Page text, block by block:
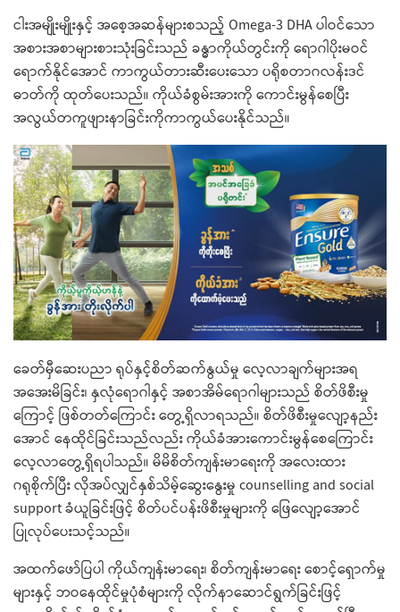
ငါးအမျိုးမျိုးနှင့် အစေ့အဆန်များစသည့် Omega-3 DHA ပါဝင်သော
အစားအစာများစားသုံးခြင်းသည် ခန္ဓာကိုယ်တွင်းကို ရောဂါပိုးမဝင်
ရောက်နိုင်အောင် ကာကွယ်တားဆီးပေးသော ပရိုစတာဂလန်းဒင်
ဓာတ်ကို ထုတ်ပေးသည်။ ကိုယ်ခံစွမ်းအားကို ကောင်းမွန်စေပြီး
အလွယ်တကူဖျားနာခြင်းကိုကာကွယ်ပေးနိုင်သည်။
ခေတ်မှီဆေးပညာ ရုပ်နှင့်စိတ်ဆက်နွယ်မှု လေ့လာချက်များအရ
အအေးမိခြင်း၊ နှလုံရောဂါနှင့် အစာအိမ်ရောဂါများသည် စိတ်ဖိစီးမှု
ကြောင့် ဖြစ်တတ်ကြောင်း တွေ့ရှိလာရသည်။ စိတ်ဖိစီးမှုလျော့နည်း
အောင် နေထိုင်ခြင်းသည်လည်း ကိုယ်ခံအားကောင်းမွန်စေကြောင်း
လေ့လာတွေ့ရှိရပါသည်။ မိမိစိတ်ကျန်းမာရေးကို အလေးထား
ဂရုစိုက်ပြီး လိုအပ်လျှင်နှစ်သိမ့်ဆွေးနွေးမှု counselling and social
support ခံယူခြင်းဖြင့် စိတ်ပင်ပန်းဖိစီးမှုများကို ဖြေလျော့အောင်
ပြုလုပ်ပေးသင့်သည်။
အထက်ဖော်ပြပါ ကိုယ်ကျန်းမာရေး၊ စိတ်ကျန်းမာရေး စောင့်ရှောက်မှု
များနှင့် ဘဝနေထိုင်မှုပုံစံများကို လိုက်နာဆောင်ရွက်ခြင်းဖြင့်